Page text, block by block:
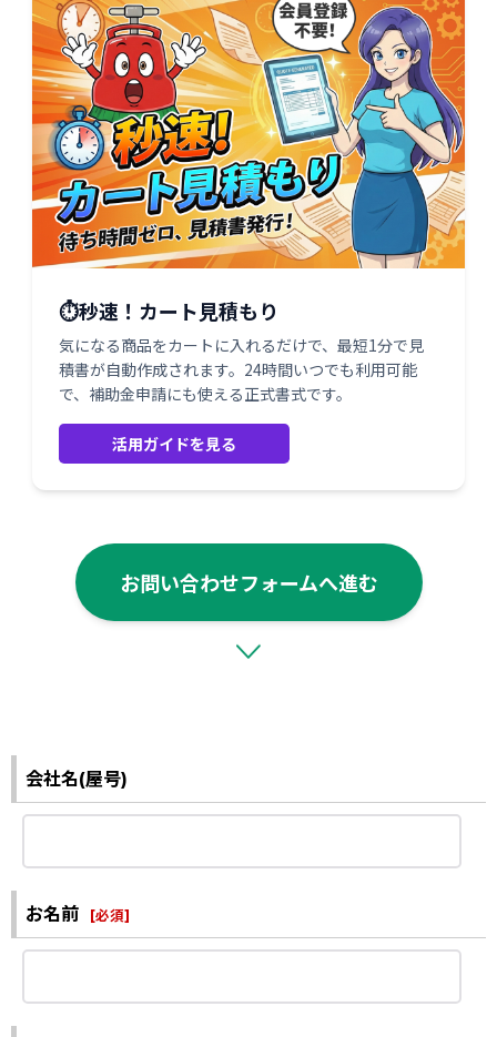
⏱️秒速！カート見積もり
気になる商品をカートに入れるだけで、最短1分で見
積書が自動作成されます。24時間いつでも利用可能
で、補助金申請にも使える正式書式です。
活用ガイドを見る
お問い合わせフォームへ進む
会社名(屋号)
お名前 [必須]